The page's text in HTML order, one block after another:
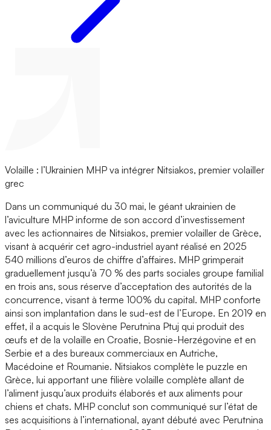
Volaille : l’Ukrainien MHP va intégrer Nitsiakos, premier volailler
grec
Dans un communiqué du 30 mai, le géant ukrainien de
l’aviculture MHP informe de son accord d’investissement
avec les actionnaires de Nitsiakos, premier volailler de Grèce,
visant à acquérir cet agro-industriel ayant réalisé en 2025
540 millions d’euros de chiffre d’affaires. MHP grimperait
graduellement jusqu’à 70 % des parts sociales groupe familial
en trois ans, sous réserve d’acceptation des autorités de la
concurrence, visant à terme 100% du capital. MHP conforte
ainsi son implantation dans le sud-est de l’Europe. En 2019 en
effet, il a acquis le Slovène Perutnina Ptuj qui produit des
œufs et de la volaille en Croatie, Bosnie-Herzégovine et en
Serbie et a des bureaux commerciaux en Autriche,
Macédoine et Roumanie. Nitsiakos complète le puzzle en
Grèce, lui apportant une filière volaille complète allant de
l’aliment jusqu’aux produits élaborés et aux aliments pour
chiens et chats. MHP conclut son communiqué sur l’état de
ses acquisitions à l’international, ayant débuté avec Perutnina